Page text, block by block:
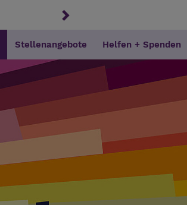
Stellenangebote Helfen + Spenden